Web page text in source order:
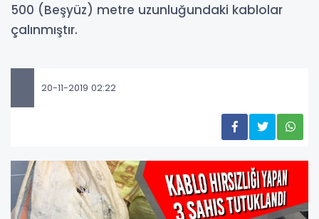
500 (Beşyüz) metre uzunluğundaki kablolar
çalınmıştır.
20-11-2019 02:22